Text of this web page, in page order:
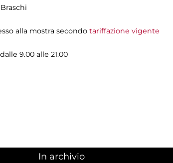
alla mostra secondo tariffazione vigente
9.00 alle 21.00
In archivio